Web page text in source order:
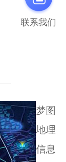
联系我们
梦图
地理
信息